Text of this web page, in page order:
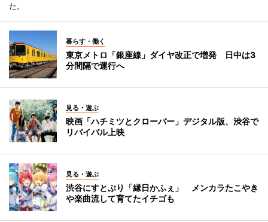
た。
暮らす・働く
東京メトロ「銀座線」ダイヤ改正で増発 日中は3
分間隔で運行へ
見る・遊ぶ
映画「ハチミツとクローバー」デジタル版、渋谷で
リバイバル上映
見る・遊ぶ
渋谷にすとぷり「縁日かふぇ」 メンカラたこやき
や楽曲流して育てたイチゴも